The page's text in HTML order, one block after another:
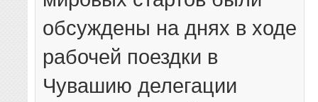
обсуждены на днях в ходе
рабочей поездки в
Чувашию делегации